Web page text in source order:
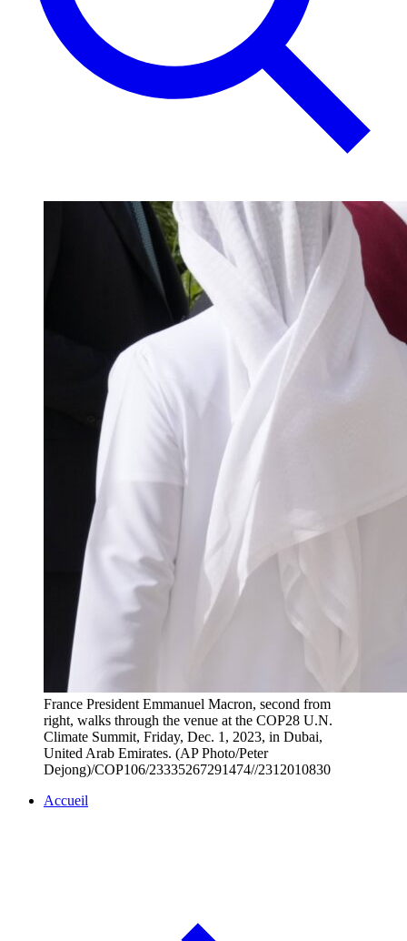
France President Emmanuel Macron, second from
right, walks through the venue at the COP28 U.N.
Climate Summit, Friday, Dec. 1, 2023, in Dubai,
United Arab Emirates. (AP Photo/Peter
Dejong)/COP106/23335267291474//2312010830
Accueil